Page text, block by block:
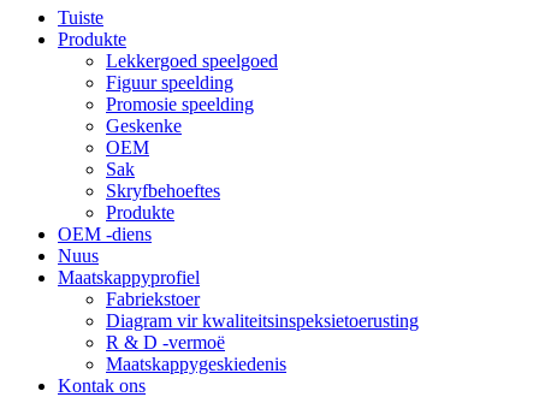
Tuiste
Produkte
Lekkergoed speelgoed
Figuur speelding
Promosie speelding
Geskenke
OEM
Sak
Skryfbehoeftes
Produkte
OEM -diens
Nuus
Maatskappyprofiel
Fabriekstoer
Diagram vir kwaliteitsinspeksietoerusting
R & D -vermoë
Maatskappygeskiedenis
Kontak ons